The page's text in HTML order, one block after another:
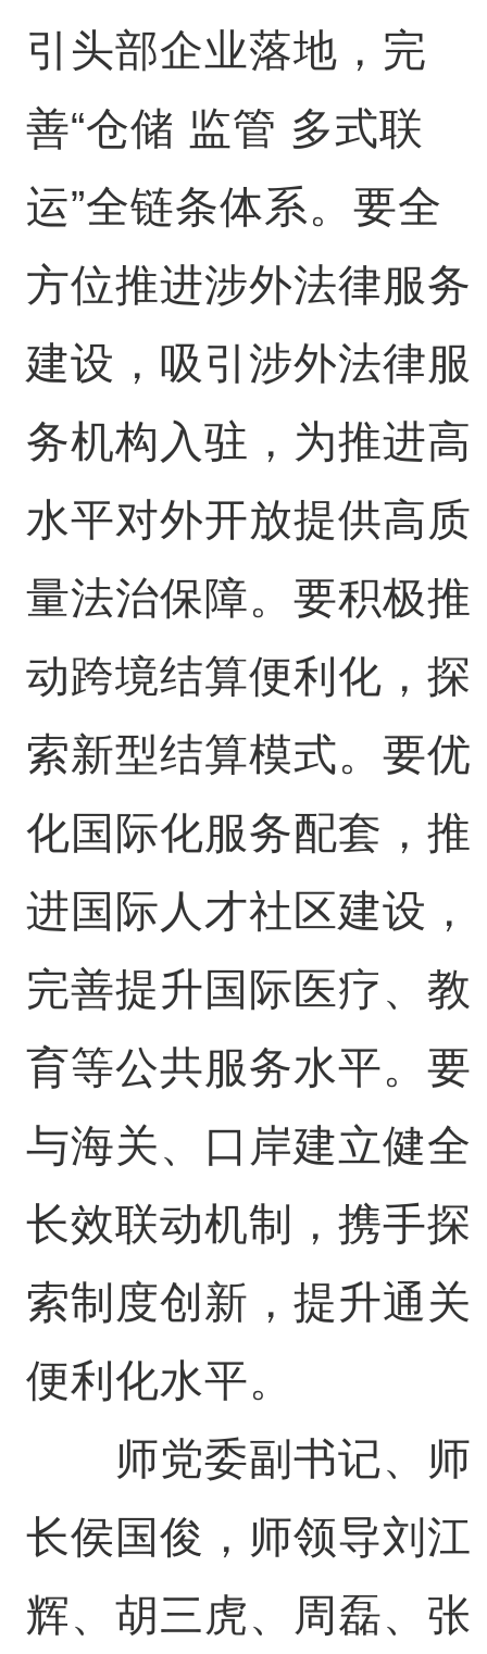
引头部企业落地，完
善“仓储 监管 多式联
运”全链条体系。要全
方位推进涉外法律服务
建设，吸引涉外法律服
务机构入驻，为推进高
水平对外开放提供高质
量法治保障。要积极推
动跨境结算便利化，探
索新型结算模式。要优
化国际化服务配套，推
进国际人才社区建设，
完善提升国际医疗、教
育等公共服务水平。要
与海关、口岸建立健全
长效联动机制，携手探
索制度创新，提升通关
便利化水平。
师党委副书记、师
长侯国俊，师领导刘江
辉、胡三虎、周磊、张